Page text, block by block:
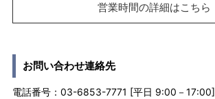
営業時間の詳細はこちら
お問い合わせ連絡先
電話番号：03-6853-7771 [平日 9:00－17:00]